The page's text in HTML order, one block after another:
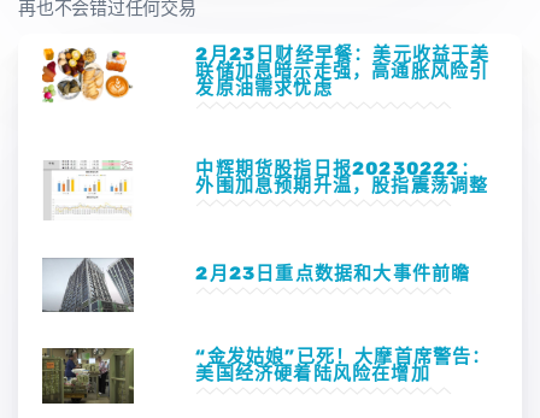
再也不会错过任何交易
2月23日财经早餐：美元收益于美
联储加息暗示走强，高通胀风险引
发原油需求忧虑
中辉期货股指日报20230222：
外围加息预期升温，股指震荡调整
2月23日重点数据和大事件前瞻
“金发姑娘”已死！大摩首席警告：
美国经济硬着陆风险在增加